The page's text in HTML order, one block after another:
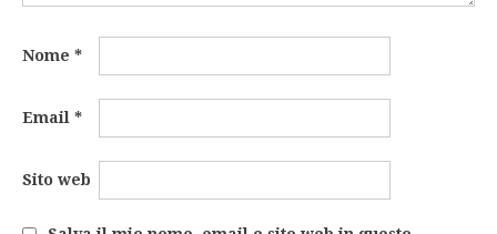
Nome *
Email *
Sito web